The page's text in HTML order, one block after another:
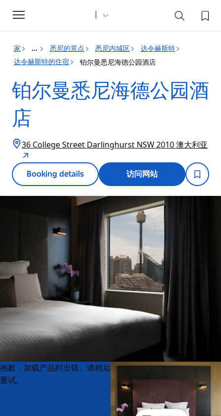
Toggle
navigation
家 ... 悉尼的景点 悉尼内城区
达令赫斯特
达令赫斯特的住宿
铂尔曼悉尼海德公园酒店
铂尔曼悉尼海德公园酒
店
36 College Street Darlinghurst NSW 2010 澳大利亚
Booking details 访问网站
Product
List
Product
List
抱歉，加载产品时出错。请稍后
重试。